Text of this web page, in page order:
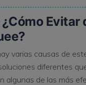
Evitar
varias causas de
diferentes
algunas de las más